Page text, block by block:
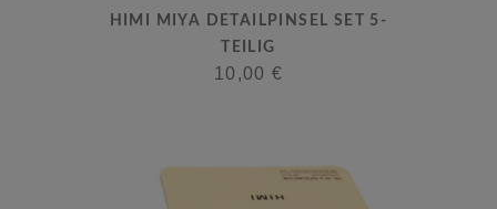
HIMI MIYA DETAILPINSEL SET 5-
TEILIG
10,00 €